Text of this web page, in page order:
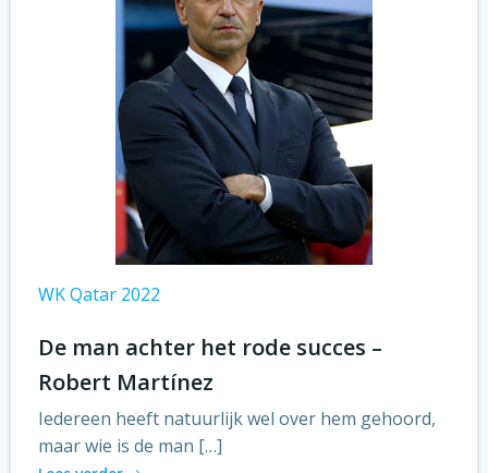
WK Qatar 2022
De man achter het rode succes –
Robert Martínez
Iedereen heeft natuurlijk wel over hem gehoord,
maar wie is de man […]